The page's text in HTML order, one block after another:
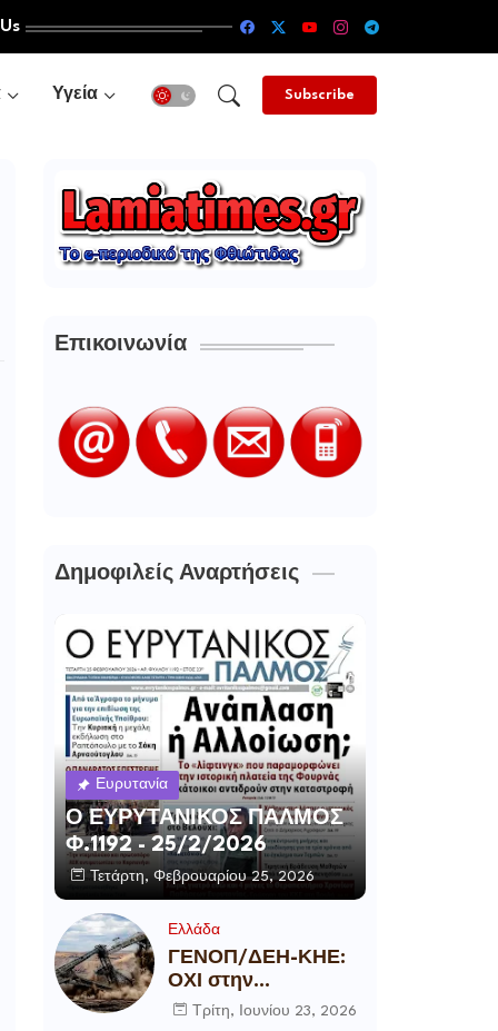
Υγεία Subscribe
Επικοινωνία
Δημοφιλείς Αναρτήσεις
Ευρυτανία
Ο ΕΥΡΥΤΑΝΙΚΟΣ ΠΑΛΜΟΣ
Φ.1192 - 25/2/2026
Τετάρτη, Φεβρουαρίου 25, 2026
Ελλάδα
ΓΕΝΟΠ/ΔΕΗ-ΚΗΕ:
ΟΧΙ στην
αποξήλωση των
Τρίτη, Ιουνίου 23, 2026